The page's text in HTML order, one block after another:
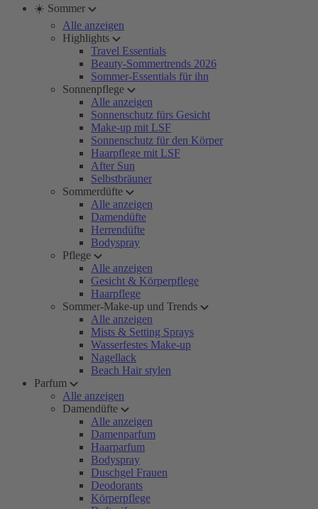
☀️ Sommer
Alle anzeigen
Highlights
Travel Essentials
Beauty-Sommertrends 2026
Sommer-Essentials für ihn
Sonnenpflege
Alle anzeigen
Sonnenschutz fürs Gesicht
Make-up mit LSF
Sonnenschutz für den Körper
Haarpflege mit LSF
After Sun
Selbstbräuner
Sommerdüfte
Alle anzeigen
Damendüfte
Herrendüfte
Bodyspray
Pflege
Alle anzeigen
Gesicht & Körperpflege
Haarpflege
Sommer-Make-up und Trends
Alle anzeigen
Mists & Setting Sprays
Wasserfestes Make-up
Nagellack
Beach Hair stylen
Parfum
Alle anzeigen
Damendüfte
Alle anzeigen
Damenparfum
Haarparfum
Bodyspray
Duschgel Frauen
Deodorants
Körperpflege